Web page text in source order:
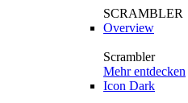
SCRAMBLER
Overview
Scrambler
Mehr entdecken
Icon Dark